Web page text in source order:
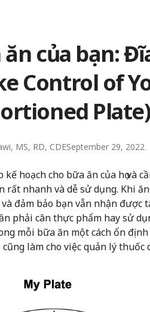
của bạn:
Control of
Plate)
MS, RD, CDESeptember 29, 2022
hoạch cho bữa ăn của họ và
nhanh và dễ sử dụng. Khi
đảm bảo bạn vẫn nhận được
phải cân thực phẩm hay sử
mỗi bữa ăn một cách ổn
làm cho việc quản lý thuốc